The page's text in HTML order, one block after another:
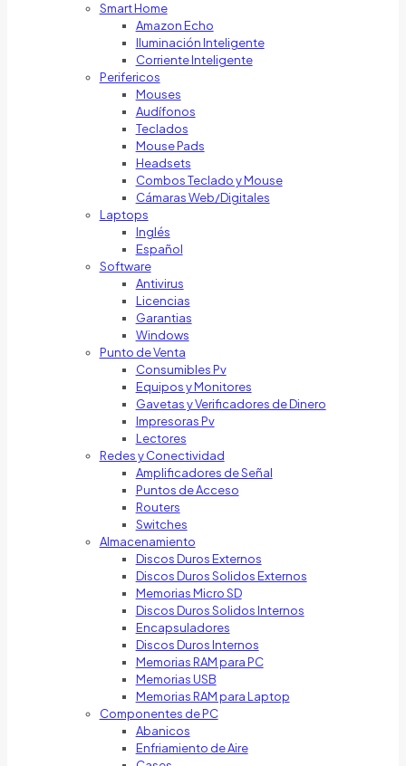
Smart Home
Amazon Echo
Iluminación Inteligente
Corriente Inteligente
Perifericos
Mouses
Audífonos
Teclados
Mouse Pads
Headsets
Combos Teclado y Mouse
Cámaras Web/Digitales
Laptops
Inglés
Español
Software
Antivirus
Licencias
Garantias
Windows
Punto de Venta
Consumibles Pv
Equipos y Monitores
Gavetas y Verificadores de Dinero
Impresoras Pv
Lectores
Redes y Conectividad
Amplificadores de Señal
Puntos de Acceso
Routers
Switches
Almacenamiento
Discos Duros Externos
Discos Duros Solidos Externos
Memorias Micro SD
Discos Duros Solidos Internos
Encapsuladores
Discos Duros Internos
Memorias RAM para PC
Memorias USB
Memorias RAM para Laptop
Componentes de PC
Abanicos
Enfriamiento de Aire